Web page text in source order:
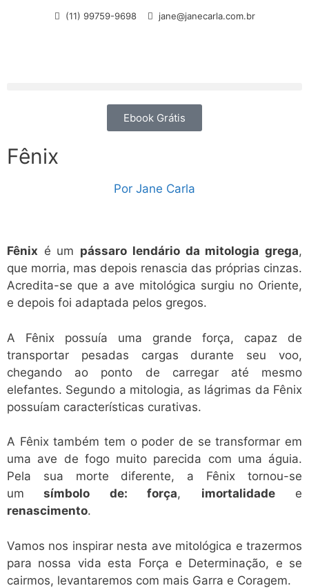
(11) 99759-9698 jane@janecarla.com.br
Ebook Grátis
Fênix
Por Jane Carla
Fênix é um pássaro lendário da mitologia grega,
que morria, mas depois renascia das próprias cinzas.
Acredita-se que a ave mitológica surgiu no Oriente,
e depois foi adaptada pelos gregos.
A Fênix possuía uma grande força, capaz de
transportar pesadas cargas durante seu voo,
chegando ao ponto de carregar até mesmo
elefantes. Segundo a mitologia, as lágrimas da Fênix
possuíam características curativas.
A Fênix também tem o poder de se transformar em
uma ave de fogo muito parecida com uma águia.
Pela sua morte diferente, a Fênix tornou-se
um símbolo de: força, imortalidadee
renascimento.
Vamos nos inspirar nesta ave mitológica e trazermos
para nossa vida esta Força e Determinação, e se
cairmos, levantaremos com mais Garra e Coragem.